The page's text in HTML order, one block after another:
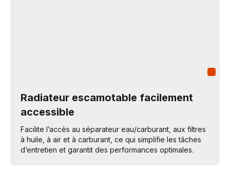
Radiateur escamotable facilement
accessible
Facilite l’accès au séparateur eau/carburant, aux filtres
à huile, à air et à carburant, ce qui simplifie les tâches
d’entretien et garantit des performances optimales.